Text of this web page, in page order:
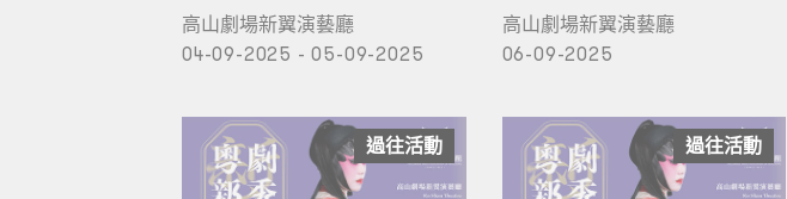
高山劇場新翼演藝廳
04-09-2025 - 05-09-2025
高山劇場新翼演藝廳
06-09-2025
過往活動 過往活動